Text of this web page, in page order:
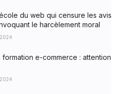
du web qui censure les avis
le harcèlement moral
formation e-commerce : attention